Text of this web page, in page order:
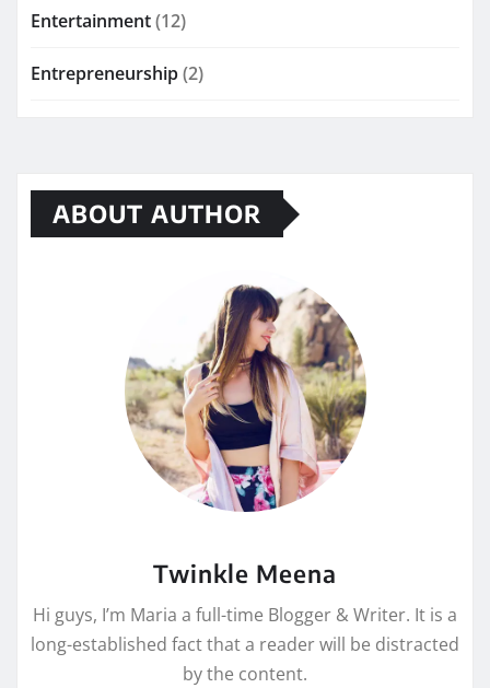
Entertainment(12)
Entrepreneurship(2)
ABOUT AUTHOR
Twinkle Meena
Hi guys, I’m Maria a full-time Blogger & Writer. It is a
long-established fact that a reader will be distracted
by the content.